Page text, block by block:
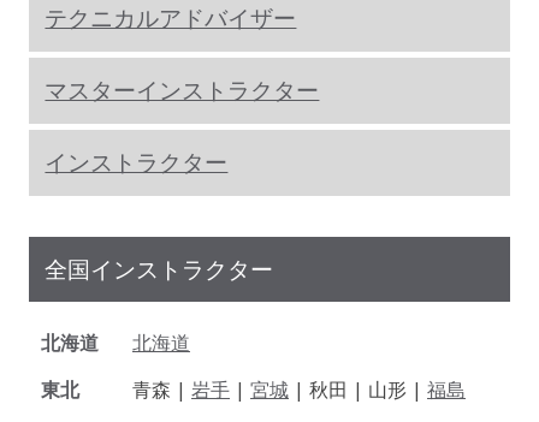
テクニカルアドバイザー
マスターインストラクター
インストラクター
全国インストラクター
北海道
北海道
東北
青森 | 岩手 | 宮城 | 秋田 | 山形 | 福島